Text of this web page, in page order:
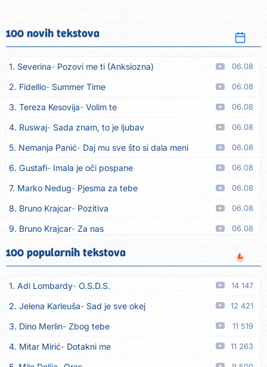
100 novih tekstova
1. Severina Pozovi me ti (Anksiozna) 06.08
2. Fidellio Summer Time 06.08
3. Tereza Kesovija Volim te 06.08
4. Ruswaj Sada znam, to je ljubav 06.08
5. Nemanja Panić Daj mu sve što si dala meni 06.08
6. Gustafi Imala je oči pospane 06.08
7. Marko Nedug Pjesma za tebe 06.08
8. Bruno Krajcar Pozitiva 06.08
9. Bruno Krajcar Za nas 06.08
10. Tereza Kesovija Da li ću moći
11. Lidija Bačić Neka se vino toči (Nazdravlje) 06.08
12. Karin Kuljanić Nisi zavridel 06.08
13. Tamara Brusić Nigdi ni lipo ko doma 06.08
14. Tamara Brusić Biž´mo ća 06.08
15. Rusko Richie Bila si, bila 06.08
100 popularnih tekstova
1. Adi Lombardy O.S.D.S. 14 147
2. Jelena Karleuša Sad je sve okej 12 421
3. Dino Merlin Zbog tebe 11 519
4. Mitar Mirić Dotakni me 11 263